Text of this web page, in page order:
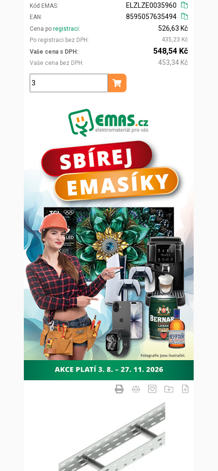
Kód EMAS
EAN
ELZLZE0035960
8595057635494
Cena po registraci
Po registraci bez DPH
526,63 Kč
435,23 Kč
Vaše cena s DPH
Vaše cena bez DPH
548,54 Kč
453,34 Kč
m
Přidat do košíku